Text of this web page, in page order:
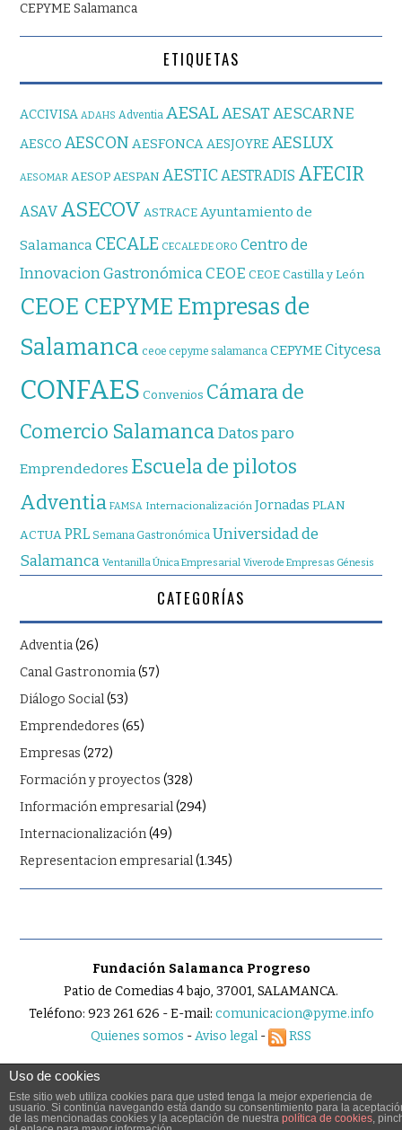
CEPYME Salamanca
ETIQUETAS
ACCIVISA ADAHS Adventia AESAL AESATAESCARNE
AESCO AESCON AESFONCA AESJOYRE AESLUX
AESOMAR AESOP AESPAN AESTICAESTRADIS AFECIR
ASAVASECOV ASTRACE Ayuntamiento de
Salamanca CECALE CECALE DE ORO Centro de
Innovacion GastronómicaCEOE CEOE Castilla y León
CEOE CEPYME Empresas de
Salamanca ceoe cepyme salamanca CEPYMECitycesa
CONFAES Convenios Cámara de
Comercio SalamancaDatos paro
Emprendedores Escuela de pilotos
Adventia FAMSA Internacionalización Jornadas PLAN
ACTUA PRL Semana Gastronómica Universidad de
Salamanca Ventanilla Única Empresarial Vivero de Empresas Génesis
CATEGORÍAS
Adventia(26)
Canal Gastronomia(57)
Diálogo Social(53)
Emprendedores (65)
Empresas (272)
Formación y proyectos (328)
Información empresarial(294)
Internacionalización(49)
Representacion empresarial(1.345)
Fundación Salamanca Progreso
Patio de Comedias 4 bajo, 37001, SALAMANCA.
Teléfono: 923 261 626 - E-mail: comunicacion@pyme.info
Quienes somos -Aviso legal - RSS
© 2026 PYME.INFO. TODOS LOS DERECHOS RESERVADOS.
Uso de cookies
Este sitio web utiliza cookies para que usted tenga la mejor experiencia de
usuario. Si continúa navegando está dando su consentimiento para la
de las mencionadas cookies y la aceptación de nuestra política de cookies,